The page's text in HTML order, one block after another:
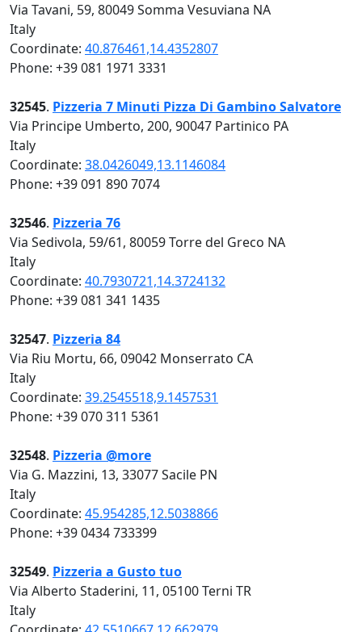
Via Tavani, 59, 80049 Somma Vesuviana NA
Italy
Coordinate: 40.876461,14.4352807
Phone: +39 081 1971 3331
32545. Pizzeria 7 Minuti Pizza Di Gambino Salvatore
Via Principe Umberto, 200, 90047 Partinico PA
Italy
Coordinate: 38.0426049,13.1146084
Phone: +39 091 890 7074
32546. Pizzeria 76
Via Sedivola, 59/61, 80059 Torre del Greco NA
Italy
Coordinate: 40.7930721,14.3724132
Phone: +39 081 341 1435
32547. Pizzeria 84
Via Riu Mortu, 66, 09042 Monserrato CA
Italy
Coordinate: 39.2545518,9.1457531
Phone: +39 070 311 5361
32548. Pizzeria @more
Via G. Mazzini, 13, 33077 Sacile PN
Italy
Coordinate: 45.954285,12.5038866
Phone: +39 0434 733399
32549. Pizzeria a Gusto tuo
Via Alberto Staderini, 11, 05100 Terni TR
Italy